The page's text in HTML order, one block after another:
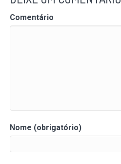
Comentário
Nome (obrigatório)